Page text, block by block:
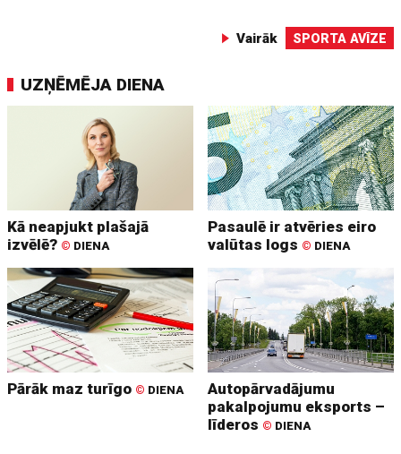
Vairāk SPORTA AVĪZE
UZŅĒMĒJA DIENA
Kā neapjukt plašajā
izvēlē? © DIENA
Pasaulē ir atvēries eiro
valūtas logs © DIENA
Pārāk maz turīgo © DIENA
Autopārvadājumu
pakalpojumu eksports –
līderos © DIENA